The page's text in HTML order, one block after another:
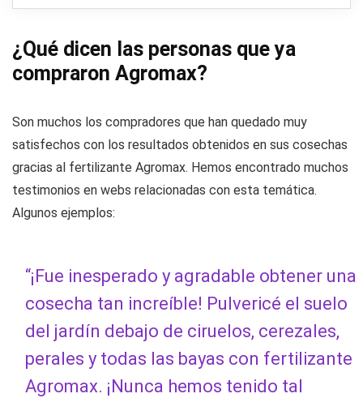
¿Qué dicen las personas que ya
compraron Agromax?
Son muchos los compradores que han quedado muy
satisfechos con los resultados obtenidos en sus cosechas
gracias al fertilizante Agromax. Hemos encontrado muchos
testimonios en webs relacionadas con esta temática.
Algunos ejemplos:
“¡Fue inesperado y agradable obtener una
cosecha tan increíble! Pulvericé el suelo
del jardín debajo de ciruelos, cerezales,
perales y todas las bayas con fertilizante
Agromax. ¡Nunca hemos tenido tal